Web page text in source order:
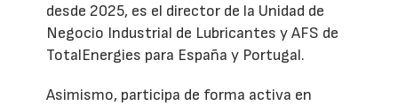
desde 2025, es el director de la Unidad de
Negocio Industrial de Lubricantes y AFS de
TotalEnergies para España y Portugal.
Asimismo, participa de forma activa en